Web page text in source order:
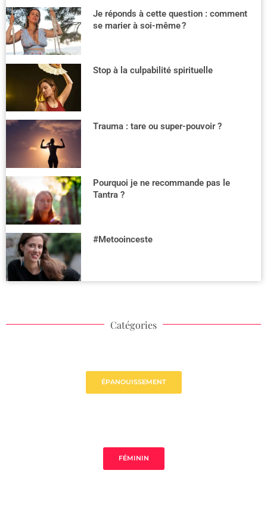
Je réponds à cette question : comment
se marier à soi-même ?
Stop à la culpabilité spirituelle
Trauma : tare ou super-pouvoir ?
Pourquoi je ne recommande pas le
Tantra ?
#Metooinceste
Catégories
ÉPANOUISSEMENT
FÉMININ